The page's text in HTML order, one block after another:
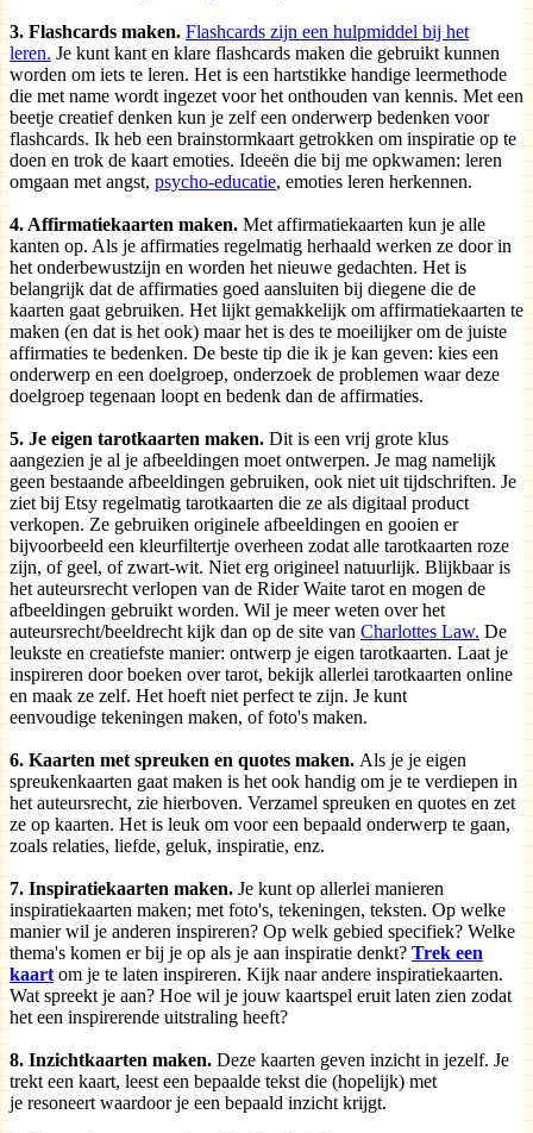
3. Flashcards maken. Flashcards zijn een hulpmiddel bij het
leren. Je kunt kant en klare flashcards maken die gebruikt kunnen
worden om iets te leren. Het is een hartstikke handige leermethode
die met name wordt ingezet voor het onthouden van kennis. Met een
beetje creatief denken kun je zelf een onderwerp bedenken voor
flashcards. Ik heb een brainstormkaart getrokken om inspiratie op te
doen en trok de kaart emoties. Ideeën die bij me opkwamen: leren
omgaan met angst, psycho-educatie, emoties leren herkennen.
4. Affirmatiekaarten maken. Met affirmatiekaarten kun je alle
kanten op. Als je affirmaties regelmatig herhaald werken ze door in
het onderbewustzijn en worden het nieuwe gedachten. Het is
belangrijk dat de affirmaties goed aansluiten bij diegene die de
kaarten gaat gebruiken. Het lijkt gemakkelijk om affirmatiekaarten te
maken (en dat is het ook) maar het is des te moeilijker om de juiste
affirmaties te bedenken. De beste tip die ik je kan geven: kies een
onderwerp en een doelgroep, onderzoek de problemen waar deze
doelgroep tegenaan loopt en bedenk dan de affirmaties.
5. Je eigen tarotkaarten maken. Dit is een vrij grote klus
aangezien je al je afbeeldingen moet ontwerpen. Je mag namelijk
geen bestaande afbeeldingen gebruiken, ook niet uit tijdschriften. Je
ziet bij Etsy regelmatig tarotkaarten die ze als digitaal product
verkopen. Ze gebruiken originele afbeeldingen en gooien er
bijvoorbeeld een kleurfiltertje overheen zodat alle tarotkaarten roze
zijn, of geel, of zwart-wit. Niet erg origineel natuurlijk. Blijkbaar is
het auteursrecht verlopen van de Rider Waite tarot en mogen de
afbeeldingen gebruikt worden. Wil je meer weten over het
auteursrecht/beeldrecht kijk dan op de site van Charlottes Law. De
leukste en creatiefste manier: ontwerp je eigen tarotkaarten. Laat je
inspireren door boeken over tarot, bekijk allerlei tarotkaarten online
en maak ze zelf. Het hoeft niet perfect te zijn. Je kunt
eenvoudige tekeningen maken, of foto's maken.
6. Kaarten met spreuken en quotes maken. Als je je eigen
spreukenkaarten gaat maken is het ook handig om je te verdiepen in
het auteursrecht, zie hierboven. Verzamel spreuken en quotes en zet
ze op kaarten. Het is leuk om voor een bepaald onderwerp te gaan,
zoals relaties, liefde, geluk, inspiratie, enz.
7. Inspiratiekaarten maken. Je kunt op allerlei manieren
inspiratiekaarten maken; met foto's, tekeningen, teksten. Op welke
manier wil je anderen inspireren? Op welk gebied specifiek? Welke
thema's komen er bij je op als je aan inspiratie denkt? Trek een
kaart om je te laten inspireren. Kijk naar andere inspiratiekaarten.
Wat spreekt je aan? Hoe wil je jouw kaartspel eruit laten zien zodat
het een inspirerende uitstraling heeft?
8. Inzichtkaarten maken. Deze kaarten geven inzicht in jezelf. Je
trekt een kaart, leest een bepaalde tekst die (hopelijk) met
je resoneert waardoor je een bepaald inzicht krijgt.